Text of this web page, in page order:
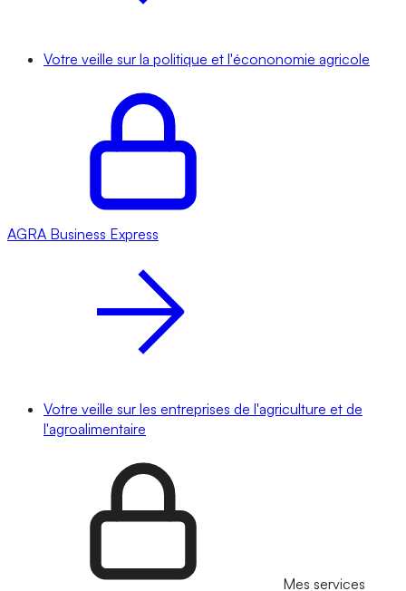
Votre veille sur la politique et l'écononomie agricole
AGRA Business Express
Votre veille sur les entreprises de l'agriculture et de
l'agroalimentaire
Mes services